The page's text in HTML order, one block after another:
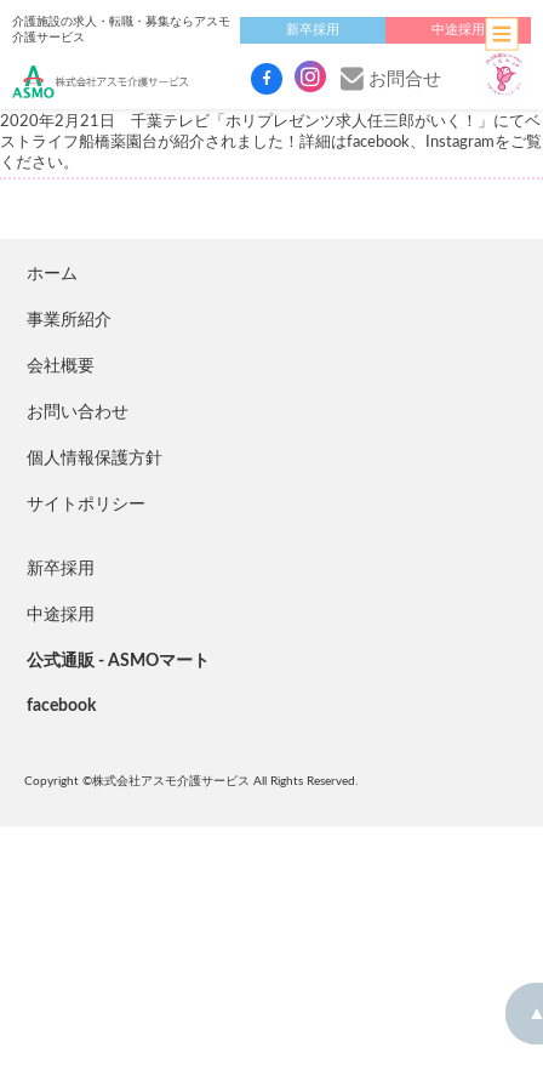
介護施設の求人・転職・募集ならアスモ
介護サービス
新卒採用 中途採用
お問合せ
2020年2月21日 千葉テレビ「ホリプレゼンツ求人任三郎がいく！」にてベ
ストライフ船橋薬園台が紹介されました！詳細はfacebook、Instagramをご覧
ください。
ホーム
事業所紹介
会社概要
お問い合わせ
個人情報保護方針
サイトポリシー
新卒採用
中途採用
公式通販 - ASMOマート
facebook
Copyright ©株式会社アスモ介護サービス All Rights Reserved.